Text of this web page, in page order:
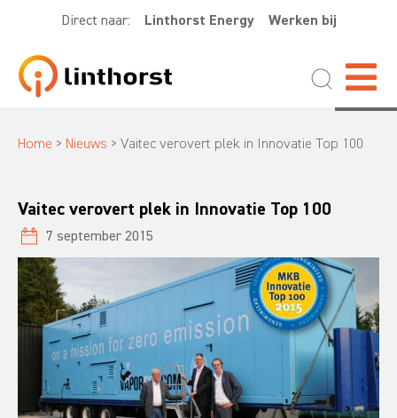
Direct naar: Linthorst Energy Werken bij
Home > Nieuws > Vaitec verovert plek in Innovatie Top 100
Vaitec verovert plek in Innovatie Top 100
7 september 2015